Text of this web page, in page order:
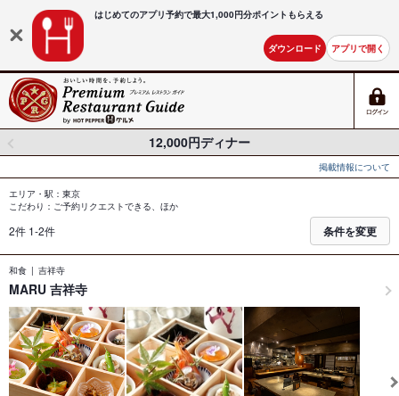
はじめてのアプリ予約で最大1,000円分ポイントもらえる
ダウンロード アプリで開く
12,000円ディナー
掲載情報について
エリア・駅：東京
こだわり：ご予約リクエストできる、ほか
2件 1-2件 条件を変更
和食 吉祥寺
MARU 吉祥寺